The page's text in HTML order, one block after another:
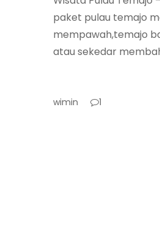
paket pulau temajo
mempawah,temajo
atau sekedar
wimin 1